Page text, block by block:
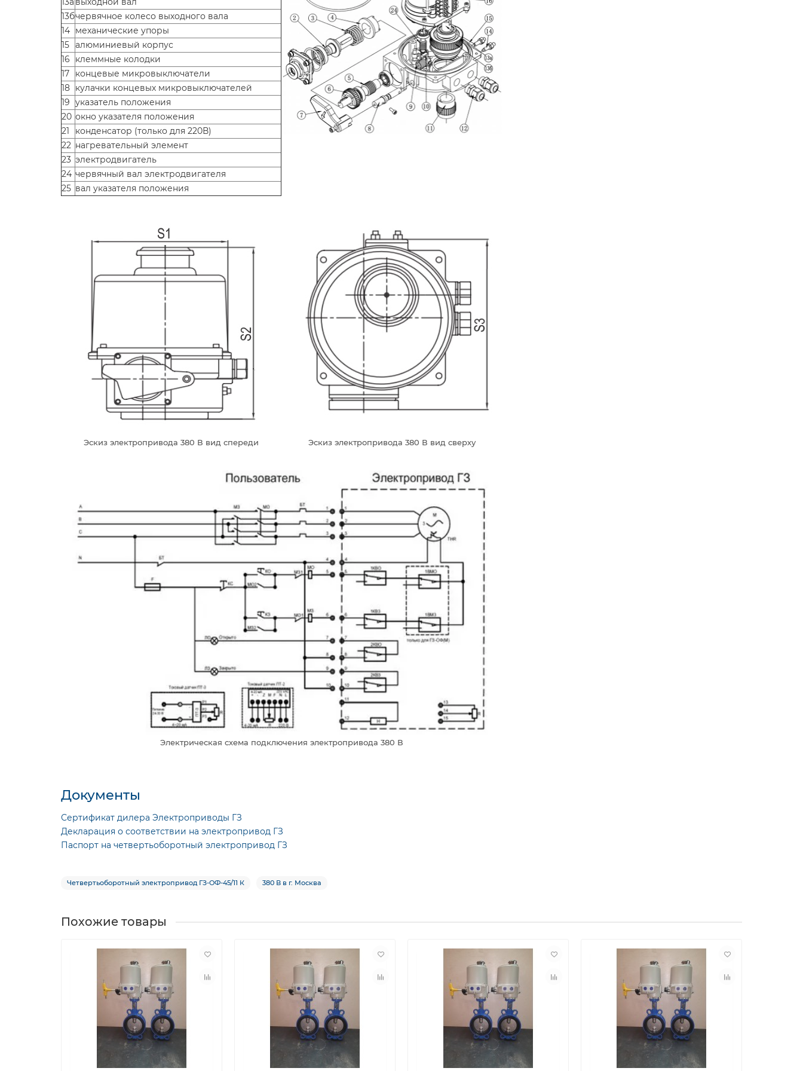
13бчервячное колесо выходного вала
14 механические упоры
15 алюминиевый корпус
16
клеммные колодки
17
концевые микровыключатели
18 кулачки концевых микровыключателей
19 указатель положения
20 окно указателя положения
21
конденсатор (только для 220В)
22 нагревательный элемент
23 электродвигатель
24 червячный вал электродвигателя
25 вал указателя положения
Эскиз электропривода 380 В вид спереди Эскиз электропривода 380 В вид сверху
Электрическая схема подключения электропривода 380 В
Документы
Сертификат дилера Электроприводы ГЗ
Декларация о соответствии на электропривод ГЗ
Паспорт на четвертьоборотный электропривод ГЗ
Четвертьоборотный электропривод ГЗ-ОФ-45/11 К 380 В в г. Москва
Похожие товары